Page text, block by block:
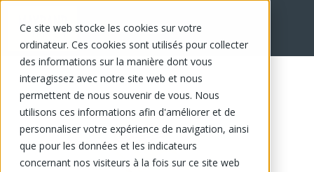
Ce site web stocke les cookies sur votre
ordinateur. Ces cookies sont utilisés pour collecter
des informations sur la manière dont vous
interagissez avec notre site web et nous
permettent de nous souvenir de vous. Nous
utilisons ces informations afin d'améliorer et de
personnaliser votre expérience de navigation, ainsi
que pour les données et les indicateurs
concernant nos visiteurs à la fois sur ce site web
EN